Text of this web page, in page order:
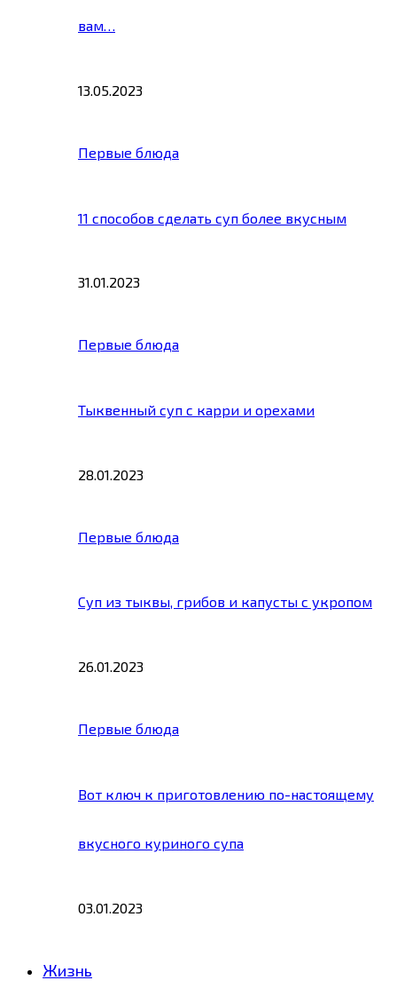
вам…
13.05.2023
Первые блюда
11 способов сделать суп более вкусным
31.01.2023
Первые блюда
Тыквенный суп с карри и орехами
28.01.2023
Первые блюда
Суп из тыквы, грибов и капусты с укропом
26.01.2023
Первые блюда
Вот ключ к приготовлению по-настоящему
вкусного куриного супа
03.01.2023
Жизнь